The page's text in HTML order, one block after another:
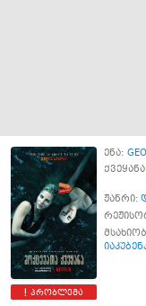
პრობლემა
ენა: GEO
ჟანრი: